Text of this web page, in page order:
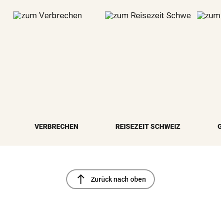
VERBRECHEN REISEZEIT SCHWEIZ
north Zurück nach oben